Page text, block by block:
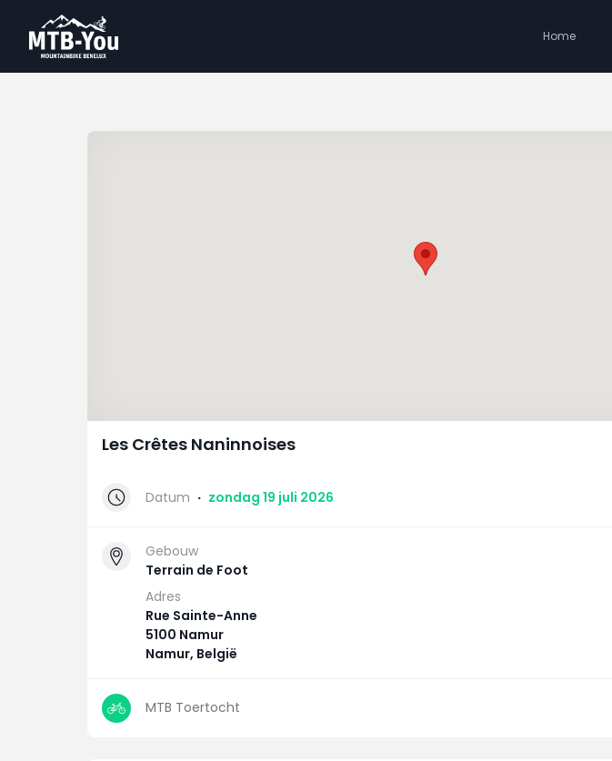
Home
Les Crêtes Naninnoises
Datum · zondag 19 juli 2026
Gebouw
Terrain de Foot
Adres
Rue Sainte-Anne
5100 Namur
Namur, België
MTB Toertocht